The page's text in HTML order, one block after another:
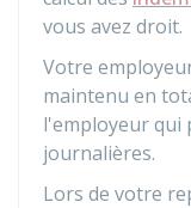
vous avez droit.
Votre
maintenu en
l'employeur qui
journalières.
Lors de votre